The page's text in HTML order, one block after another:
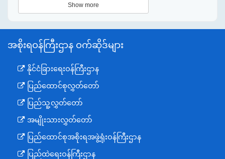
Show more
အစိုးရဝန်ကြီးဌာန ဝက်ဆိုဒ်များ
နိုင်ငံခြားရေးဝန်ကြီးဌာန
ပြည်ထောင်စုလွှတ်တော်
ပြည်သူ့လွှတ်တော်
အမျိုးသားလွှတ်တော်
ပြည်ထောင်စုအစိုးရအဖွဲ့ရုံးဝန်ကြီးဌာန
ပြည်ထဲရေးဝန်ကြီးဌာန